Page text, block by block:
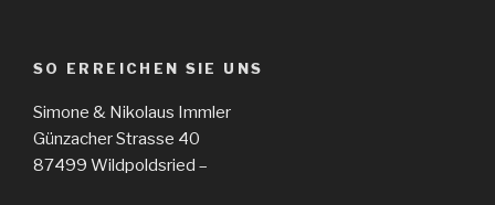
SO ERREICHEN SIE UNS
Simone & Nikolaus Immler
Günzacher Strasse 40
87499 Wildpoldsried –